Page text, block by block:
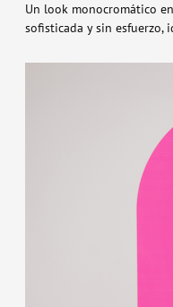
Un look monocromático
sofisticada y sin esfuerzo,